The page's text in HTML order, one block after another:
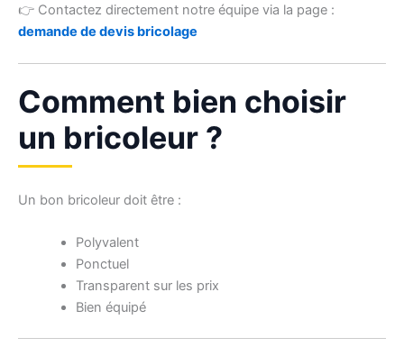
👉 Contactez directement notre équipe via la page :
demande de devis bricolage
Comment bien choisir
un bricoleur ?
Un bon bricoleur doit être :
Polyvalent
Ponctuel
Transparent sur les prix
Bien équipé